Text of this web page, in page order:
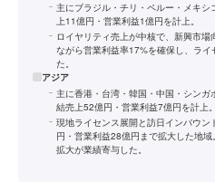
主にブラジル・チリ・ペルー・メキ
上11億円・営業利益1億円を計上。
ロイヤリティ売上が中核で、新興市
ながら営業利益率17%を確保し、ラ
た。
アジア
主に香港・台湾・韓国・中国・シン
結売上52億円・営業利益7億円を計上。
現地ライセンス展開と訪日インバウ
円・営業利益28億円まで拡大した地
拡大が業績寄与した。